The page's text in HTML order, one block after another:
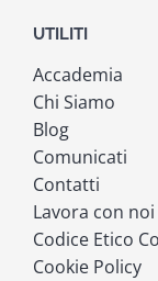
UTILITI
Accademia
Chi Siamo
Blog
Comunicati
Contatti
Lavora con noi
Codice Etico
Cookie Policy